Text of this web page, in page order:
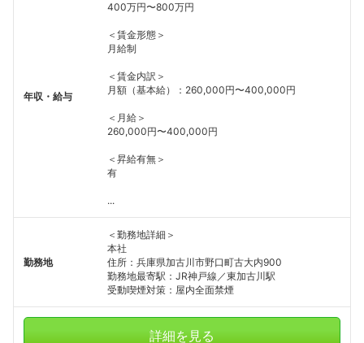
年収・給与
400万円〜800万円
＜賃金形態＞
月給制
＜賃金内訳＞
月額（基本給）：260,000円〜400,000円
＜月給＞
260,000円〜400,000円
＜昇給有無＞
有
...
勤務地
＜勤務地詳細＞
本社
住所：兵庫県加古川市野口町古大内900
勤務地最寄駅：JR神戸線／東加古川駅
受動喫煙対策：屋内全面禁煙
詳細を見る